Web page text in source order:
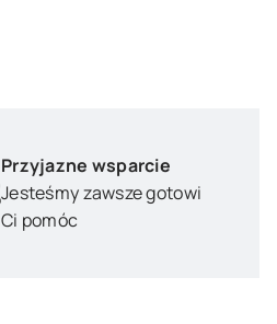
Przyjazne wsparcie
Jesteśmy zawsze gotowi
Ci pomóc